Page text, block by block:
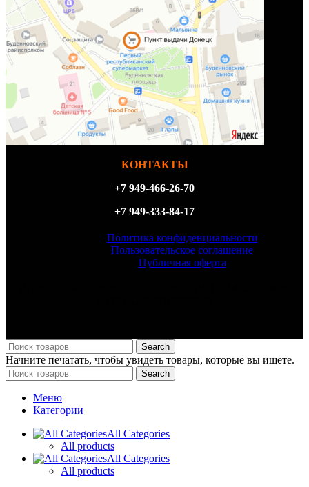
КОНТАКТЫ
+7 949-466-26-70
+7 949-333-84-17
Политика конфиденциальности
Пользовательское соглашение
Публичная оферта
Search
Начните печатать, чтобы увидеть товары, которые вы ищете.
Search
Меню
Категории
All Categories
All products
All Categories
All products